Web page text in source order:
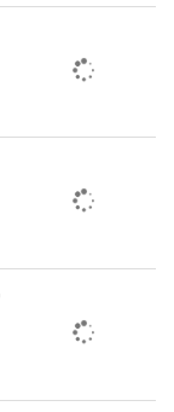
进
水平；入
居城市、
城市”建设
环绕、一
围城，城市
常态，人
增强。